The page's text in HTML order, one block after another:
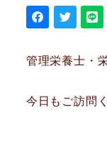
管理栄養士・
今日もご訪問